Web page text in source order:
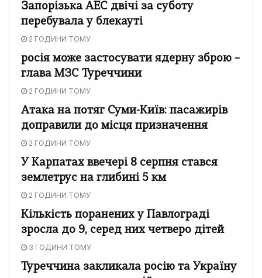
Запорізька АЕС двічі за суботу
перебувала у блекауті
2 ГОДИНИ ТОМУ
росія може застосувати ядерну зброю –
глава МЗС Туреччини
2 ГОДИНИ ТОМУ
Атака на потяг Суми-Київ: пасажирів
доправили до місця призначення
2 ГОДИНИ ТОМУ
У Карпатах ввечері 8 серпня стався
землетрус на глибині 5 км
2 ГОДИНИ ТОМУ
Кількість поранених у Павлограді
зросла до 9, серед них четверо дітей
3 ГОДИНИ ТОМУ
Туреччина закликала росію та Україну